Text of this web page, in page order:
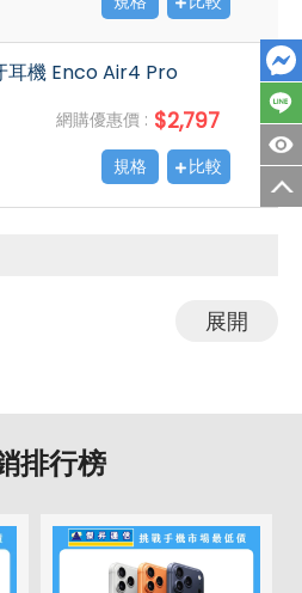
耳機 Enco Air4 Pro
網購優惠價 : $2,797
規格 比較
展開
排行榜